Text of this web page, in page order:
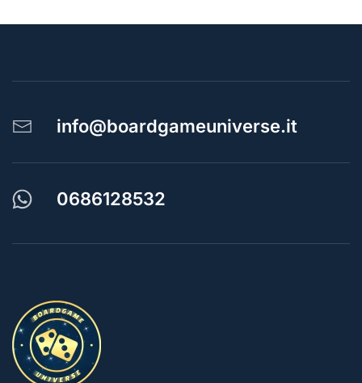
info@boardgameuniverse.it
0686128532